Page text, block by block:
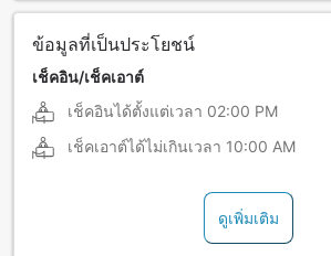
ข้อมูลที่เป็นประโยชน์
เช็คอิน/เช็คเอาต์
เช็คอินได้ตั้งแต่เวลา 02:00 PM
เช็คเอาต์ได้ไม่เกินเวลา 10:00 AM
ดูเพิ่มเติม